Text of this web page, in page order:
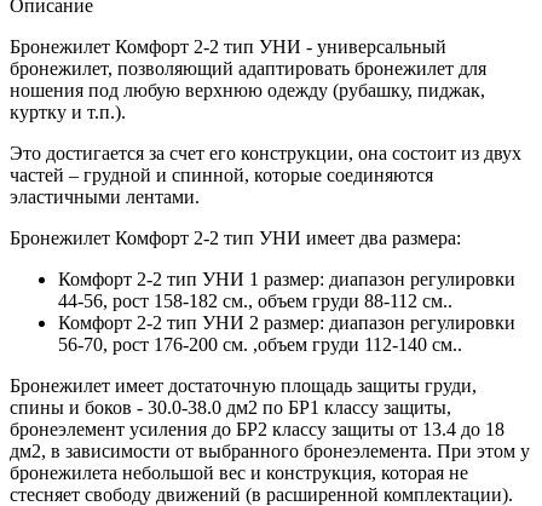
Описание
Бронежилет Комфорт 2-2 тип УНИ - универсальный
бронежилет, позволяющий адаптировать бронежилет для
ношения под любую верхнюю одежду (рубашку, пиджак,
куртку и т.п.).
Это достигается за счет его конструкции, она состоит из двух
частей – грудной и спинной, которые соединяются
эластичными лентами.
Бронежилет Комфорт 2-2 тип УНИ имеет два размера:
Комфорт 2-2 тип УНИ 1 размер: диапазон регулировки
44-56, рост 158-182 см., объем груди 88-112 см..
Комфорт 2-2 тип УНИ 2 размер: диапазон регулировки
56-70, рост 176-200 см. ,объем груди 112-140 см..
Бронежилет имеет достаточную площадь защиты груди,
спины и боков - 30.0-38.0 дм2 по БР1 классу защиты,
бронеэлемент усиления до БР2 классу защиты от 13.4 до 18
дм2, в зависимости от выбранного бронеэлемента. При этом у
бронежилета небольшой вес и конструкция, которая не
стесняет свободу движений (в расширенной комплектации).